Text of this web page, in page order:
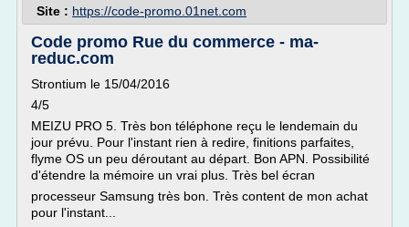
Site : https://code-promo.01net.com
Code promo Rue du commerce - ma-
reduc.com
Strontium le 15/04/2016
4/5
MEIZU PRO 5. Très bon téléphone reçu le lendemain du
jour prévu. Pour l'instant rien à redire, finitions parfaites,
flyme OS un peu déroutant au départ. Bon APN. Possibilité
d'étendre la mémoire un vrai plus. Très bel écran
processeur Samsung très bon. Très content de mon achat
pour l'instant...